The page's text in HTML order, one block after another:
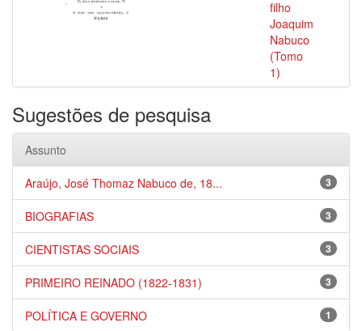
filho
Joaquim
Nabuco
(Tomo
1)
Sugestões de pesquisa
Assunto
3
Araújo, José Thomaz Nabuco de, 18...
3
BIOGRAFIAS
3
CIENTISTAS SOCIAIS
3
PRIMEIRO REINADO (1822-1831)
1
POLÍTICA E GOVERNO